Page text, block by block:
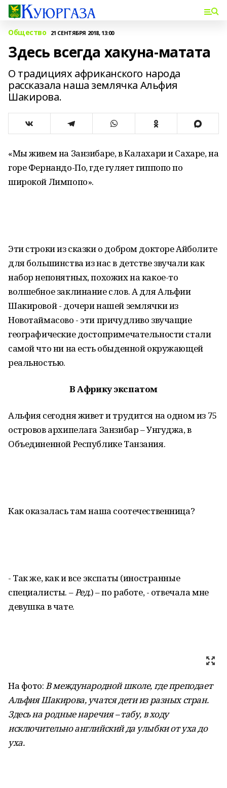
Общество 21 СЕНТЯБРЯ 2018, 13:00
Здесь всегда хакуна-матата
О традициях африканского народа
рассказала наша землячка Альфия
Шакирова.
«Мы живем на Занзибаре, в Калахари и Сахаре, на
горе Фернандо-По, где гуляет гиппопо по
широкой Лимпопо».
Эти строки из сказки о добром докторе Айболите
для большинства из нас в детстве звучали как
набор непонятных, похожих на какое-то
волшебное заклинание слов. А для Альфии
Шакировой - дочери нашей землячки из
Новотаймасово - эти причудливо звучащие
географические достопримечательности стали
самой что ни на есть обыденной окружающей
реальностью.
В Африку экспатом
Альфия сегодня живет и трудится на одном из 75
островов архипелага Занзибар – Унгуджа, в
Объединенной Республике Танзания.
Как оказалась там наша соотечественница?
- Так же, как и все экспаты (иностранные
специалисты. –Ред.) – по работе, - отвечала мне
девушка в чате.
На фото:В международной школе, где преподает
Альфия Шакирова, учатся дети из разных стран.
Здесь на родные наречия – табу, в ходу
исключительно английский да улыбки от уха до
уха.